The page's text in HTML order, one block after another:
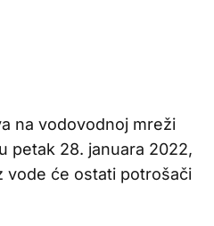
na vodovodnoj mreži
petak 28. januara 2022,
vode će ostati potrošači